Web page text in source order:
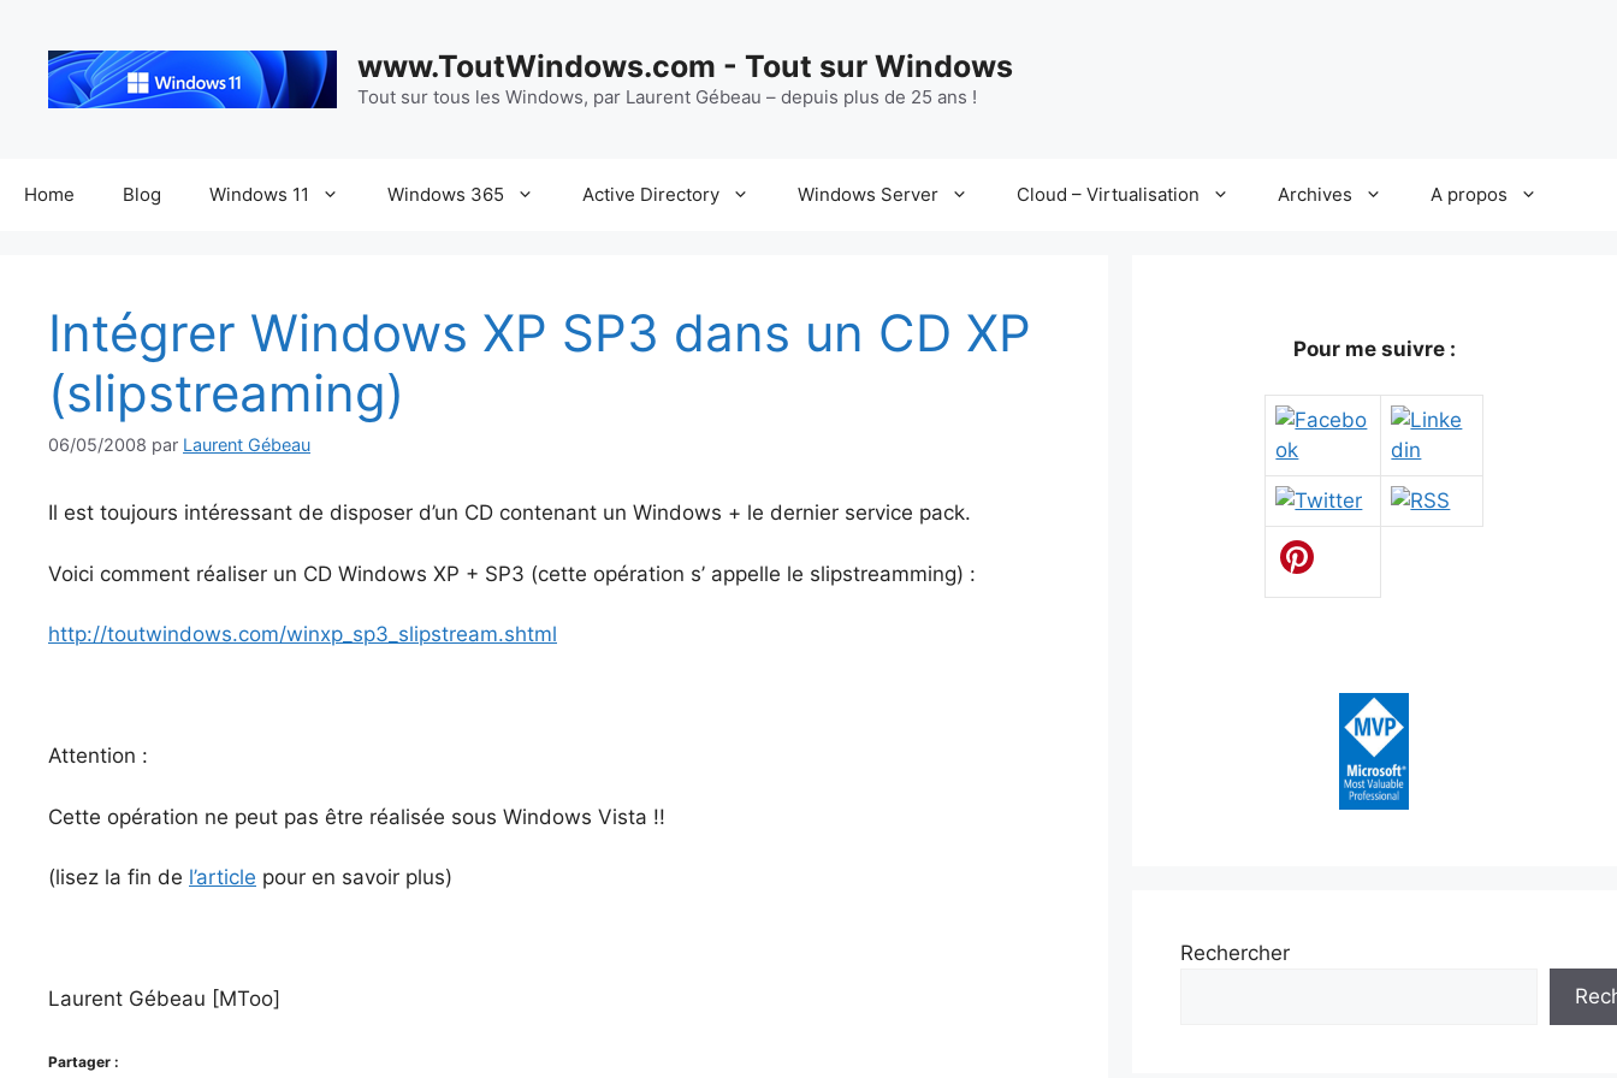
contenu
www.ToutWindows.com - Tout sur Windows
Tout sur tous les Windows, par Laurent Gébeau – depuis plus de 25 ans !
Home Blog Windows 11 Windows 365 Active Directory Windows Server Cloud – Virtualisation Archives A propos
Intégrer Windows XP SP3 dans un CD XP
(slipstreaming)
06/05/2008 par Laurent Gébeau
Il est toujours intéressant de disposer d’un CD contenant un Windows + le dernier service pack.
Voici comment réaliser un CD Windows XP + SP3 (cette opération s’ appelle le slipstreamming) :
http://toutwindows.com/winxp_sp3_slipstream.shtml
Attention :
Cette opération ne peut pas être réalisée sous Windows Vista !!
(lisez la fin de l’article pour en savoir plus)
Laurent Gébeau [MToo]
Partager :
Pour me suivre :
Rechercher